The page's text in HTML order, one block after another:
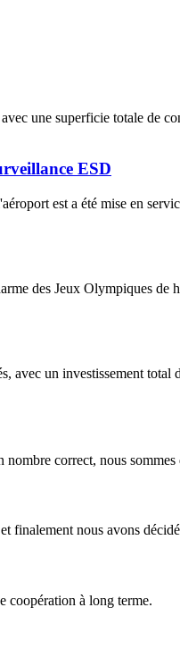
une superficie totale de
ESD
est a été mise en
des Jeux Olympiques de
avec un investissement
correct, nous sommes
finalement nous avons
coopération à long terme.